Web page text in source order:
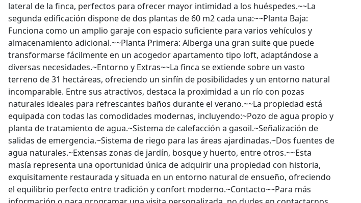
lateral de la finca, perfectos para ofrecer mayor intimidad a los huéspedes.~~La
segunda edificación dispone de dos plantas de 60 m2 cada una:~~Planta Baja:
Funciona como un amplio garaje con espacio suficiente para varios vehículos y
almacenamiento adicional.~~Planta Primera: Alberga una gran suite que puede
transformarse fácilmente en un acogedor apartamento tipo loft, adaptándose a
diversas necesidades.~Entorno y Extras~~La finca se extiende sobre un vasto
terreno de 31 hectáreas, ofreciendo un sinfín de posibilidades y un entorno natural
incomparable. Entre sus atractivos, destaca la proximidad a un río con pozas
naturales ideales para refrescantes baños durante el verano.~~La propiedad está
equipada con todas las comodidades modernas, incluyendo:~Pozo de agua propio y
planta de tratamiento de agua.~Sistema de calefacción a gasoil.~Señalización de
salidas de emergencia.~Sistema de riego para las áreas ajardinadas.~Dos fuentes de
agua naturales.~Extensas zonas de jardín, bosque y huerto, entre otros.~~Esta
masía representa una oportunidad única de adquirir una propiedad con historia,
exquisitamente restaurada y situada en un entorno natural de ensueño, ofreciendo
el equilibrio perfecto entre tradición y confort moderno.~Contacto~~Para más